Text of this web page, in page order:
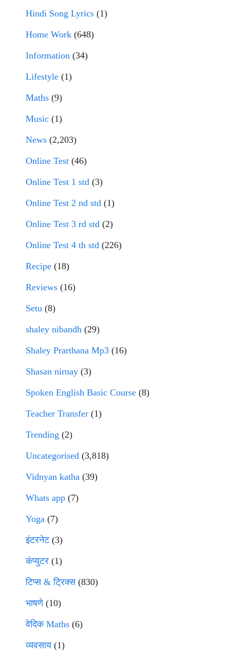
Hindi Song Lyrics (1)
Home Work (648)
Information (34)
Lifestyle (1)
Maths (9)
Music (1)
News (2,203)
Online Test (46)
Online Test 1 std (3)
Online Test 2 nd std (1)
Online Test 3 rd std (2)
Online Test 4 th std (226)
Recipe (18)
Reviews (16)
Setu (8)
shaley nibandh (29)
Shaley Prarthana Mp3 (16)
Shasan nirnay (3)
Spoken English Basic Course (8)
Teacher Transfer (1)
Trending (2)
Uncategorised (3,818)
Vidnyan katha (39)
Whats app (7)
Yoga (7)
इंटरनेट(3)
कंप्युटर (1)
टिप्स & ट्रिक्स(830)
भाषणे(10)
वेदिक Maths (6)
व्यवसाय(1)